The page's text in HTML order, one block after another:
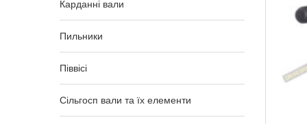
Карданні вали
Пильники
Піввісі
Сільгосп вали та їх елементи